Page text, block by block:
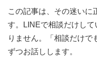
この記事は、その迷いに
す。LINEで相談だけし
りません。「相談だけで
ずつお話しします。